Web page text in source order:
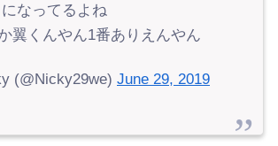
なってるよね
翼くんやん1番ありえんやん
(@Nicky29we) June 29, 2019